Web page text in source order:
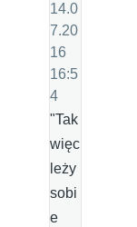
14.0
7.20
16
16:5
4
"Tak
więc
leży
sobi
e